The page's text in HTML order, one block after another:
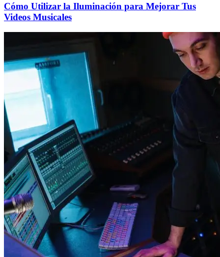
Cómo Utilizar la Iluminación para Mejorar Tus
Videos Musicales